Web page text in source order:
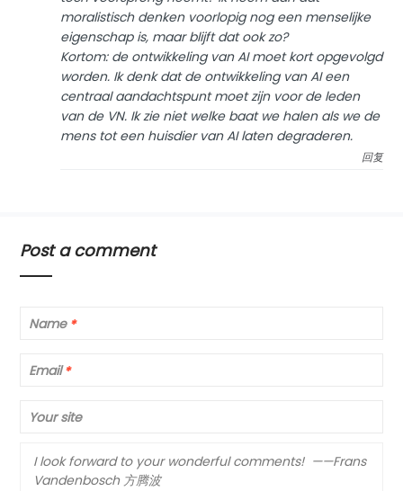
moralistisch denken voorlopig nog een menselijke
eigenschap is, maar blijft dat ook zo?
Kortom: de ontwikkeling van AI moet kort opgevolgd
worden. Ik denk dat de ontwikkeling van AI een
centraal aandachtspunt moet zijn voor de leden
van de VN. Ik zie niet welke baat we halen als we de
mens tot een huisdier van AI laten degraderen.
回复
Post a comment
Name *
Email *
Your site